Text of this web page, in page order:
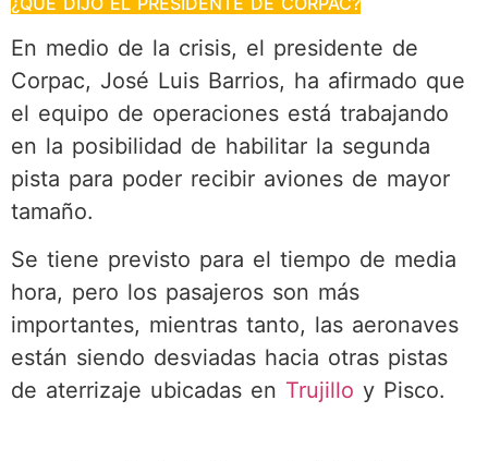
En medio de la crisis, el presidente de
Corpac, José Luis Barrios, ha afirmado que
el equipo de operaciones está trabajando
en la posibilidad de habilitar la segunda
pista para poder recibir aviones de mayor
tamaño.
Se tiene previsto para el tiempo de media
hora, pero los pasajeros son más
importantes, mientras tanto, las aeronaves
están siendo desviadas hacia otras pistas
de aterrizaje ubicadas en Trujillo y Pisco.